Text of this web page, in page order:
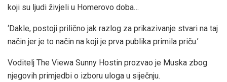
koji su ljudi živjeli u Homerovo doba…
‘Dakle, postoji prilično jak razlog za prikazivanje stvari na taj
način jer je to način na koji je prva publika primila priču.’
Voditelj The Viewa Sunny Hostin prozvao je Muska zbog
njegovih primjedbi o izboru uloga u siječnju.